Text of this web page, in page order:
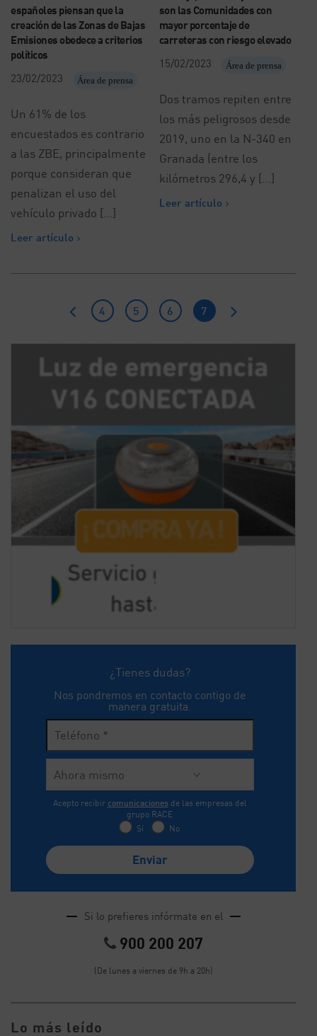
españoles piensan que la
creación de las Zonas de Bajas
Emisiones obedece a criterios
políticos
23/02/2023
Área de prensa
Un 61% de los
encuestados es contrario
a las ZBE, principalmente
porque consideran que
penalizan el uso del
vehículo privado […]
Leer artículo
son las Comunidades con
mayor porcentaje de
carreteras con riesgo elevado
15/02/2023
Área de prensa
Dos tramos repiten entre
los más peligrosos desde
2019, uno en la N-340 en
Granada (entre los
kilómetros 296,4 y […]
Leer artículo
4 5 6 7
¿Tienes dudas?
Nos pondremos en contacto contigo de
manera gratuita.
Acepto recibir comunicacionesde las empresas del
grupo RACE
Sí
No
Si lo prefieres infórmate en el
900 200 207
(De lunes a viernes de 9h a 20h)
Lo más leído